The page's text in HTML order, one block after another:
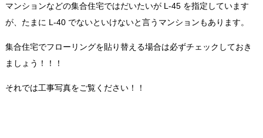
マンションなどの集合住宅ではだいたいが L-45 を指定しています
が、たまに L-40 でないといけないと言うマンションもあります。
集合住宅でフローリングを貼り替える場合は必ずチェックしておき
ましょう！！！
それでは工事写真をご覧ください！！